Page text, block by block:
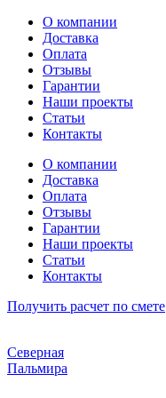
Перейти
содержимому
О компании
Доставка
Оплата
Отзывы
Гарантии
Наши проекты
Статьи
Контакты
О компании
Доставка
Оплата
Отзывы
Гарантии
Наши проекты
Статьи
Контакты
Получить расчет по смете
Северная
Пальмира